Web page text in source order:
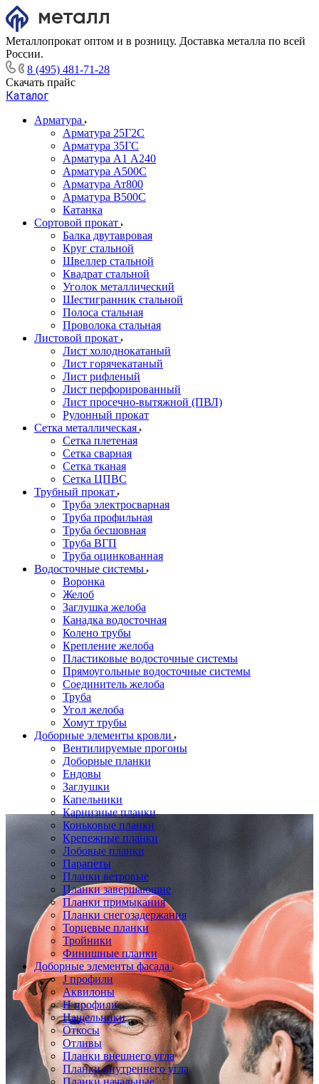
Металлопрокат оптом и в розницу. Доставка металла по всей
России.
8 (495) 481-71-28
Скачать прайс
Каталог
Арматура
Арматура 25Г2С
Арматура 35ГС
Арматура А1 А240
Арматура А500С
Арматура Ат800
Арматура В500С
Катанка
Сортовой прокат
Балка двутавровая
Круг стальной
Швеллер стальной
Квадрат стальной
Уголок металлический
Шестигранник стальной
Полоса стальная
Проволока стальная
Листовой прокат
Лист холоднокатаный
Лист горячекатаный
Лист рифленый
Лист перфорированный
Лист просечно-вытяжной (ПВЛ)
Рулонный прокат
Сетка металлическая
Сетка плетеная
Сетка сварная
Сетка тканая
Сетка ЦПВС
Трубный прокат
Труба электросварная
Труба профильная
Труба бесшовная
Труба ВГП
Труба оцинкованная
Водосточные системы
Воронка
Желоб
Заглушка желоба
Канадка водосточная
Колено трубы
Крепление желоба
Пластиковые водосточные системы
Прямоугольные водосточные системы
Соединитель желоба
Труба
Угол желоба
Хомут трубы
Доборные элементы кровли
Вентилируемые прогоны
Доборные планки
Ендовы
Заглушки
Капельники
Карнизные планки
Коньковые планки
Крепежные планки
Лобовые планки
Парапеты
Планки ветровые
Планки завершающие
Планки примыкания
Планки снегозадержания
Торцевые планки
Тройники
Финишные планки
Доборные элементы фасада
J профили
Аквилоны
Н профили
Нащельники
Откосы
Отливы
Планки внешнего угла
Планки внутреннего угла
Планки начальные